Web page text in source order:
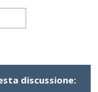
discussione: